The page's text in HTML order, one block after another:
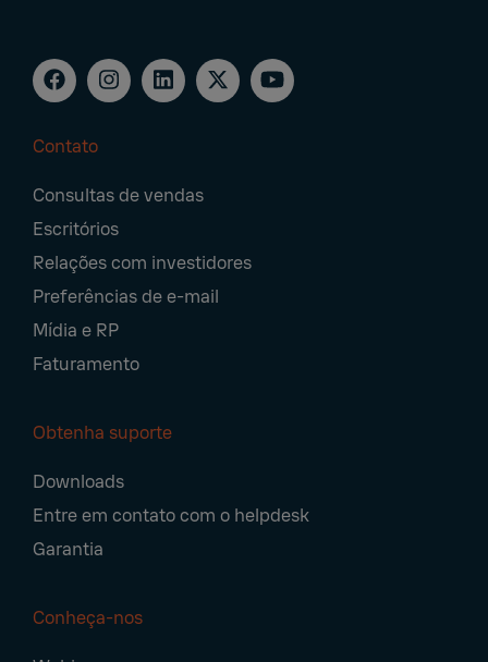
Navigation
Contato
Consultas de vendas
Escritórios
Relações com investidores
Preferências de e-mail
Mídia e RP
Faturamento
Obtenha suporte
Downloads
Entre em contato com o helpdesk
Garantia
Conheça-nos